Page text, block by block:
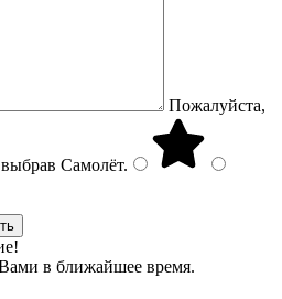
Пожалуйста,
Самолёт.
в ближайшее время.